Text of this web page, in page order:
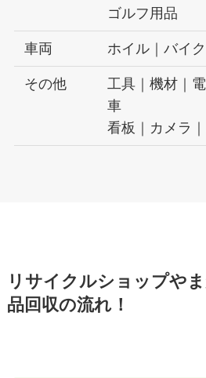
ゴルフ用品
車両 ホイル｜バイ
その他
工具｜機材｜
車
看板｜カメラ
リサイクルショップや
品回収の流れ！